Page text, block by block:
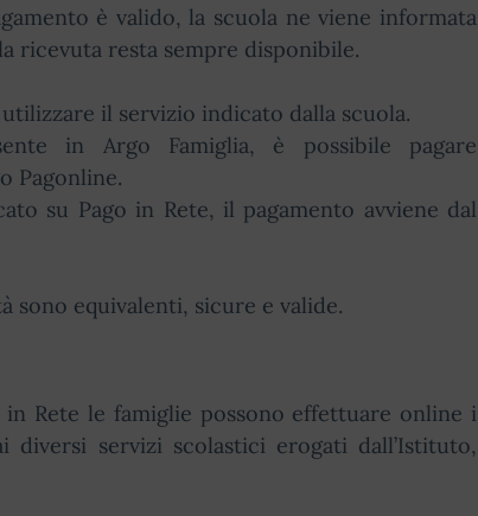
è valido, la scuola ne viene informata
ricevuta resta sempre disponibile.
il servizio indicato dalla scuola.
in Argo Famiglia, è possibile pagare
Pagonline.
su Pago in Rete, il pagamento avviene dal
sono equivalenti, sicure e valide.
in Rete le famiglie possono effettuare online i
diversi servizi scolastici erogati dall’Istituto,